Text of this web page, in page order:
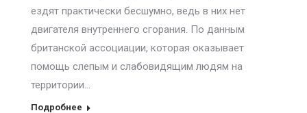
ездят практически бесшумно, ведь в них нет
двигателя внутреннего сгорания. По данным
британской ассоциации, которая оказывает
помощь слепым и слабовидящим людям на
территории…
Подробнее